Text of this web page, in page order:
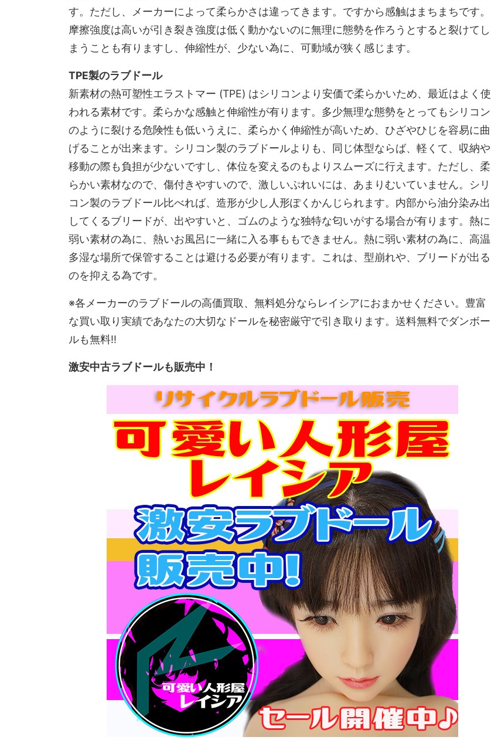
す。ただし、メーカーによって柔らかさは違ってきます。ですから感触はまちまちです。
摩擦強度は高いが引き裂き強度は低く動かないのに無理に態勢を作ろうとすると裂けてし
まうことも有りますし、伸縮性が、少ない為に、可動域が狭く感じます。
TPE製のラブドール
新素材の熱可塑性エラストマー (TPE) はシリコンより安価で柔らかいため、最近はよく使
われる素材です。柔らかな感触と伸縮性が有ります。多少無理な態勢をとってもシリコン
のように裂ける危険性も低いうえに、柔らかく伸縮性が高いため、ひざやひじを容易に曲
げることが出来ます。シリコン製のラブドールよりも、同じ体型ならば、軽くて、収納や
移動の際も負担が少ないですし、体位を変えるのもよりスムーズに行えます。ただし、柔
らかい素材なので、傷付きやすいので、激しいぷれいには、あまりむいていません。シリ
コン製のラブドール比べれば、造形が少し人形ぽくかんじられます。内部から油分染み出
してくるブリードが、出やすいと、ゴムのような独特な匂いがする場合が有ります。熱に
弱い素材の為に、熱いお風呂に一緒に入る事ももできません。熱に弱い素材の為に、高温
多湿な場所で保管することは避ける必要が有ります。これは、型崩れや、ブリードが出る
のを抑える為です。
※各メーカーのラブドールの高価買取、無料処分ならレイシアにおまかせください。豊富
な買い取り実績であなたの大切なドールを秘密厳守で引き取ります。送料無料でダンボー
ルも無料!!
激安中古ラブドールも販売中！